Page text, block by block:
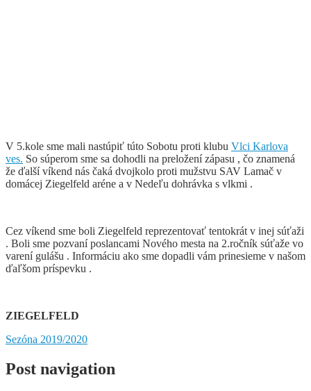
V 5.kole sme mali nastúpiť túto Sobotu proti klubu Vlci Karlova
ves. So súperom sme sa dohodli na preložení zápasu , čo znamená
že ďalší víkend nás čaká dvojkolo proti mužstvu SAV Lamač v
domácej Ziegelfeld aréne a v Nedeľu dohrávka s vlkmi .
Cez víkend sme boli Ziegelfeld reprezentovať tentokrát v inej súťaži
. Boli sme pozvaní poslancami Nového mesta na 2.ročník súťaže vo
varení gulášu . Informáciu ako sme dopadli vám prinesieme v našom
ďaľšom príspevku .
ZIEGELFELD
Sezóna 2019/2020
Post navigation